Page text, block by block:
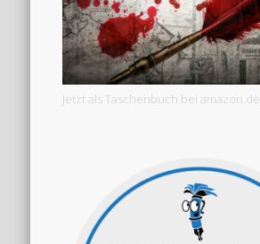
Jetzt als Taschenbuch bei amazon.de